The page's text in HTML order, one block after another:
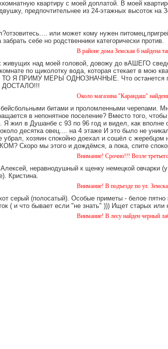
квартиру с моей доплатой. В моей
предпочтительнее из 24-этажных высоток на
или может кому нужен
себе но родственники категорически против.
В районе дома Земская 6 найдена такса,
живущих над моей головой, довожу до вАШЕГО
по щиколотку вода, которая стекает в мою
Я ПРИМУ МЕРЫ ОДНОЗНАЧНЫЕ. Что останется
ДОСТАЛО!!!
Около магазина "Карандаш" найдены часы
битами и проломленными черепами.
в непонятное поселение? Вместо того,
жил в Душанбе с 93 по 96 год и видел, как вполне
десятка овец.... на 4 этаже И это было не
убрал, хозяин спокойно доехал и сошёл с
мы этого и дождёмся, а пока, спите
Внимание! Срочно!!! Возле третьего дома на
неравнодушный к щенку немецкой овчарки
Кристина.
Внимание! В подъезде по ул. Земская 5 уже
серый (полосатый). Особые приметы - белое пятно
( и что бывает если "не знать" ))) Ищет старых или
Внимание! В лесу найден черный лабрадор.